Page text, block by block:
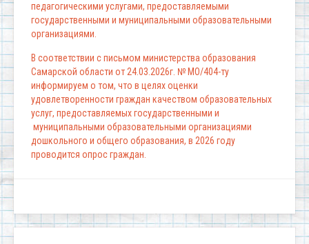
педагогическими услугами, предоставляемыми
государственными и муниципальными образовательными
организациями.
В соответствии с письмом министерства образования
Самарской области от 24.03.2026г. № МО/404-ту
информируем о том, что в целях оценки
удовлетворенности граждан качеством образовательных
услуг, предоставляемых государственными и
муниципальными образовательными организациями
дошкольного и общего образования, в 2026 году
проводится опрос граждан.